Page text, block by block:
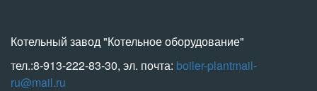
Котельный завод "Котельное оборудование"
тел.:8-913-222-83-30, эл. почта: boiler-plantmail-
ru@mail.ru